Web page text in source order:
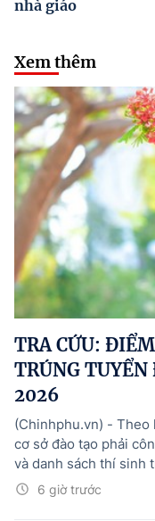
nhà giáo
Xem thêm
TRA CỨU:
TRÚNG
2026
6 giờ trước
(Chinhphu.vn) - Theo
cơ sở đào tạo phải
và danh sách thí sinh